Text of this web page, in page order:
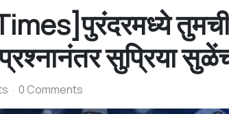
सुप्रिया
0 Comments